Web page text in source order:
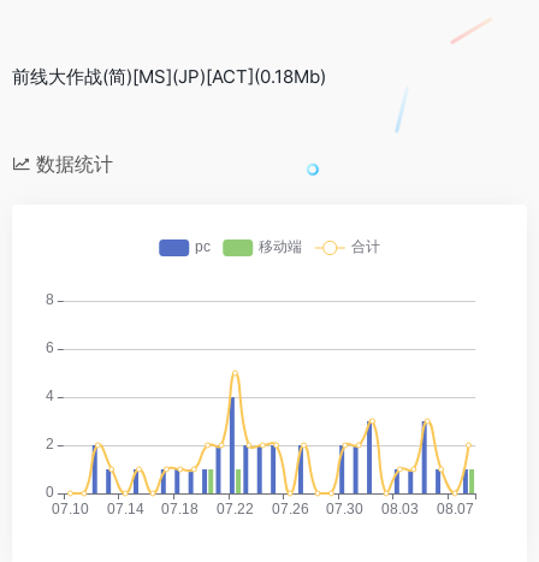
前线大作战(简)[MS](JP)[ACT](0.18Mb)
数据统计